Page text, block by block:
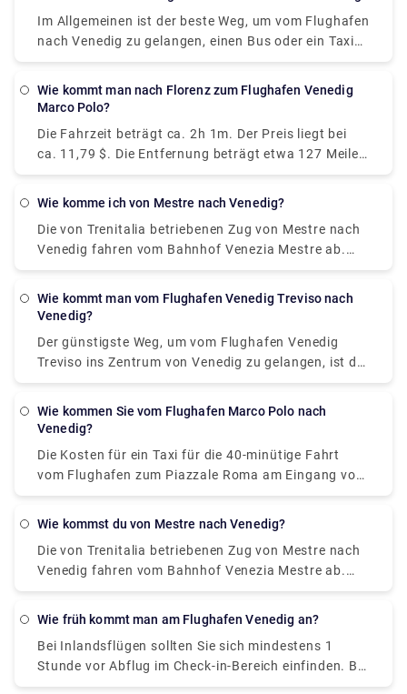
Im Allgemeinen ist der beste Weg, um vom Flughafen
nach Venedig zu gelangen, einen Bus oder ein Taxi
vom Flughafen zum Piazzale Roma zu nehmen und
den Alilaguna Water Bus direkt vom Flughafen und
Unterkunft aus.
Wie kommt man nach Florenz zum Flughafen Venedig
Marco Polo?
Die Fahrzeit beträgt ca. 2h 1m. Der Preis liegt bei
ca. 11,79 $. Die Entfernung beträgt etwa 127 Meilen
(204 km). Es gibt ungefähr 30 Züge pro Tag. Und der
Wie komme ich von Mestre nach Venedig?
Die von Trenitalia betriebenen Zug von Mestre nach
Venedig fahren vom Bahnhof Venezia Mestre ab.
Zug oder Bus von Mestre to Venedig? Die beste
dauert 11 Min. und kostet €1 - €35. Alternativ
12 Minuten dauert.
Wie kommt man vom Flughafen Venedig Treviso nach
Venedig?
Der günstigste Weg, um vom Flughafen Venedig
Treviso ins Zentrum von Venedig zu gelangen, ist der
ATVO oder der Barzi Shuttle. Die Fahrt dauert etwa
Inzwischen kostet ein Taxi 100 €, ist aber
und bietet Platz für bis zu vier Passagiere.
Wie kommen Sie vom Flughafen Marco Polo nach
Venedig?
Die Kosten für ein Taxi für die 40-minütige Fahrt
vom Flughafen zum Piazzale Roma am Eingang von
Venedig betragen etwa 80 Euro.
Wie kommst du von Mestre nach Venedig?
Die von Trenitalia betriebenen Zug von Mestre nach
Venedig fahren vom Bahnhof Venezia Mestre ab.
Zug oder Bus von Mestre to Venedig? Die beste
dauert 11 Min. und kostet €1 - €35. Alternativ
können Sie den Bus nehmen, der 0 € - 8 € kostet und
12 Minuten dauert.
Wie früh kommt man am Flughafen Venedig an?
Bei Inlandsflügen sollten Sie sich mindestens 1
Stunde vor Abflug im Check-in-Bereich einfinden. Bei
internationalen Abflügen sollten Sie sich mindestens